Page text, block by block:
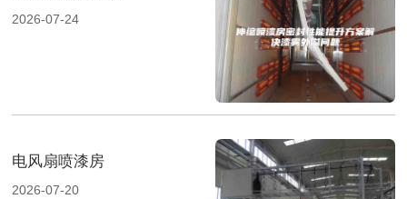
2026-07-24
电风扇喷漆房
2026-07-20